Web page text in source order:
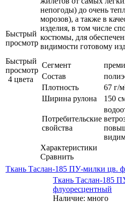
Быстрый
просмотр
Быстрый
просмотр
4 цвета
непогоды) до очень
морозов), а также в
изделия, в том числе
костюмы, для
видимости готовому
Сегмент
Состав
Плотность
67 г/
Ширина рулона
150
Потребительские
свойства
Характеристики
Сравнить
Ткань Таслан-185 ПУ-милки цв.
Ткань Таслан-185
флуоресцентный
Наличие: много